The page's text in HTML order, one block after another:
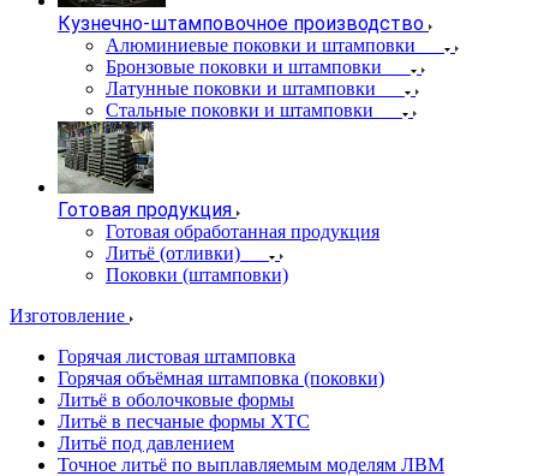
Кузнечно-штамповочное производство
Алюминиевые поковки и штамповки
Бронзовые поковки и штамповки
Латунные поковки и штамповки
Стальные поковки и штамповки
Готовая продукция
Готовая обработанная продукция
Литьё (отливки)
Поковки (штамповки)
Изготовление
Горячая листовая штамповка
Горячая объёмная штамповка (поковки)
Литьё в оболочковые формы
Литьё в песчаные формы ХТС
Литьё под давлением
Точное литьё по выплавляемым моделям ЛВМ